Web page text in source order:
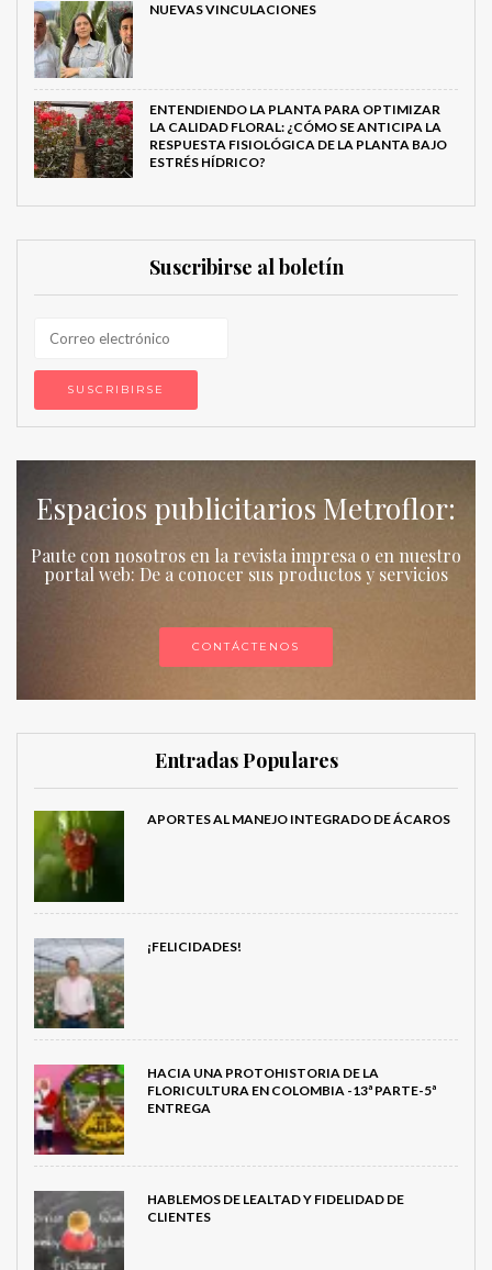
NUEVAS VINCULACIONES
ENTENDIENDO LA PLANTA PARA OPTIMIZAR
LA CALIDAD FLORAL: ¿CÓMO SE ANTICIPA LA
RESPUESTA FISIOLÓGICA DE LA PLANTA BAJO
ESTRÉS HÍDRICO?
Suscribirse al boletín
Espacios publicitarios Metroflor:
Paute con nosotros en la revista impresa o en nuestro
portal web: De a conocer sus productos y servicios
CONTÁCTENOS
Entradas Populares
APORTES AL MANEJO INTEGRADO DE ÁCAROS
¡FELICIDADES!
HACIA UNA PROTOHISTORIA DE LA
FLORICULTURA EN COLOMBIA -13ª PARTE-5ª
ENTREGA
HABLEMOS DE LEALTAD Y FIDELIDAD DE
CLIENTES